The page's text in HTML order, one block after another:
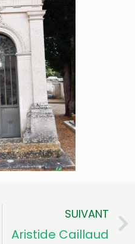
SUIVANT
Aristide Caillaud